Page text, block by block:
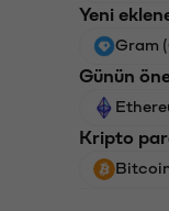
Yeni
Gram
Günün
Kripto